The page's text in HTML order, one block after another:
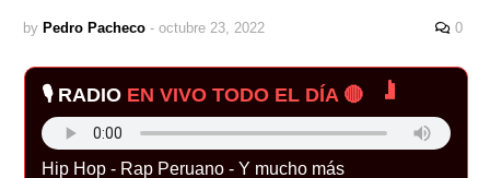
by Pedro Pacheco - octubre 23, 2022 0
🎙️ RADIO EN VIVO TODO EL DÍA 🔴
Hip Hop - Rap Peruano - Y mucho más